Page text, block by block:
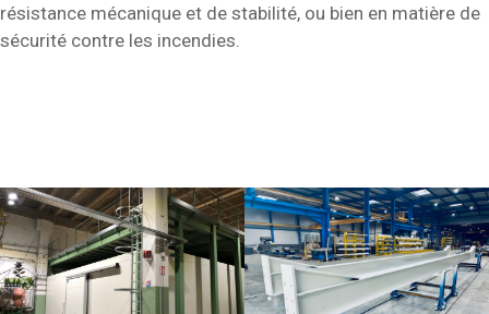
résistance mécanique et de stabilité, ou bien en matière de
sécurité contre les incendies.